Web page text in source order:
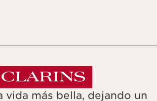
vida más bella, dejando un